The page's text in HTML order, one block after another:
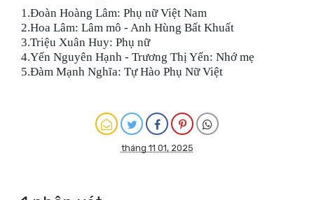
1.Đoàn Hoàng Lâm: Phụ nữ Việt Nam
2.Hoa Lâm: Lâm mô - Anh Hùng Bất Khuất
3.Triệu Xuân Huy: Phụ nữ
4.Yến Nguyên Hạnh - Trương Thị Yến: Nhớ mẹ
5.Đàm Mạnh Nghĩa: Tự Hào Phụ Nữ Việt
tháng 11 01, 2025